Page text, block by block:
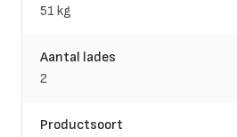
51 kg
Aantal lades
2
Productsoort